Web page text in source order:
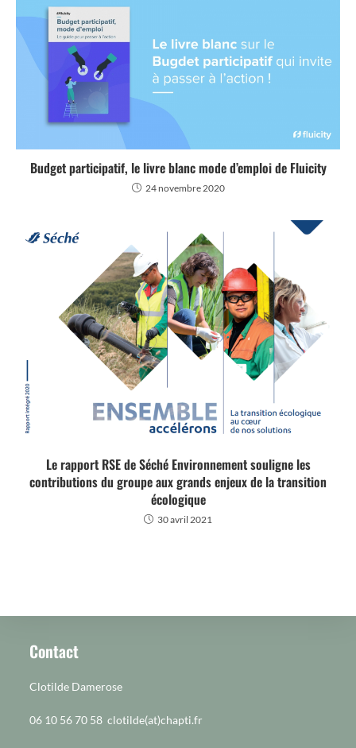
Budget participatif, le livre blanc mode d’emploi de Fluicity
24 novembre 2020
Le rapport RSE de Séché Environnement souligne les
contributions du groupe aux grands enjeux de la transition
écologique
30 avril 2021
Contact
Clotilde Damerose
06 10 56 70 58 clotilde(at)chapti.fr